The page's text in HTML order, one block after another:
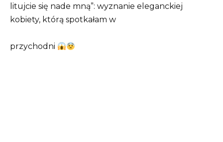
litujcie się nade mną”: wyznanie eleganckiej
kobiety, którą spotkałam w
przychodni